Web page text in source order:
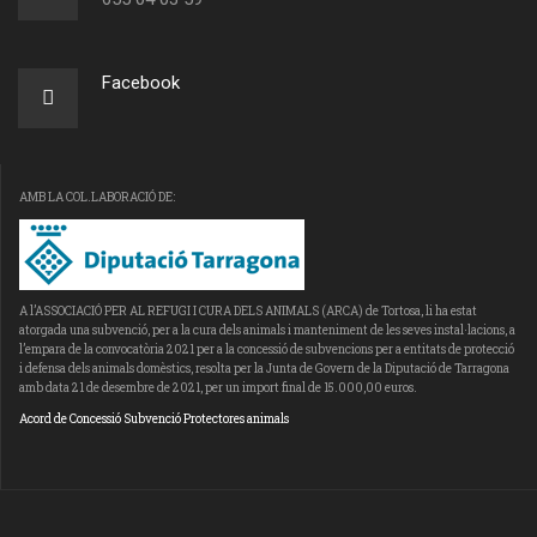
Facebook
AMB LA COL.LABORACIÓ DE:
A l’ASSOCIACIÓ PER AL REFUGI I CURA DELS ANIMALS (ARCA) de Tortosa, li ha estat
atorgada una subvenció, per a la cura dels animals i manteniment de les seves instal·lacions, a
l’empara de la convocatòria 2021 per a la concessió de subvencions per a entitats de protecció
i defensa dels animals domèstics, resolta per la Junta de Govern de la Diputació de Tarragona
amb data 21 de desembre de 2021, per un import final de 15.000,00 euros.
Acord de Concessió Subvenció Protectores animals